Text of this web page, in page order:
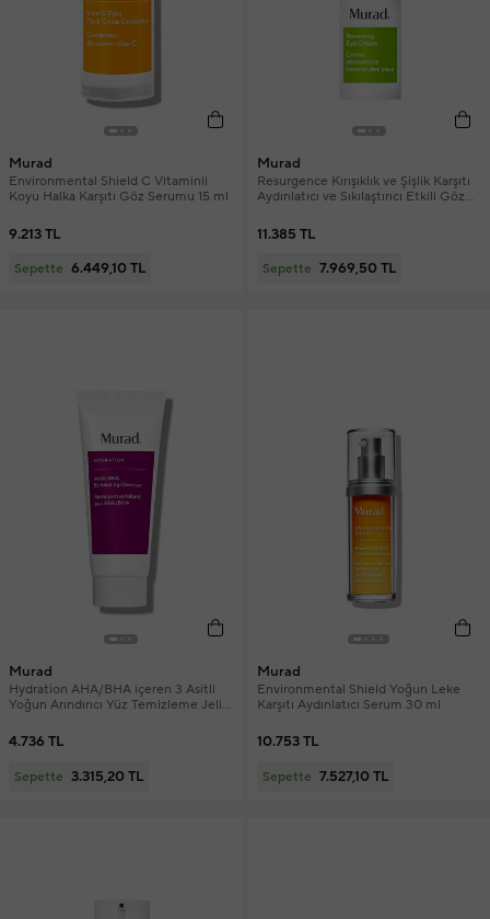
Murad
Environmental Shield C Vitaminli
Koyu Halka Karşıtı Göz Serumu 15 ml
9.213 TL
Sepette 6.449,10 TL
Murad
Resurgence Kırışıklık ve Şişlik Karşıtı
Aydınlatıcı ve Sıkılaştırıcı Etkili Göz
11.385 TL
Sepette 7.969,50 TL
Murad
Hydration AHA/BHA içeren 3 Asitli
Yoğun Arındırıcı Yüz Temizleme Jeli
4.736 TL
Sepette 3.315,20 TL
Murad
Environmental Shield Yoğun Leke
Karşıtı Aydınlatıcı Serum 30 ml
10.753 TL
Sepette 7.527,10 TL